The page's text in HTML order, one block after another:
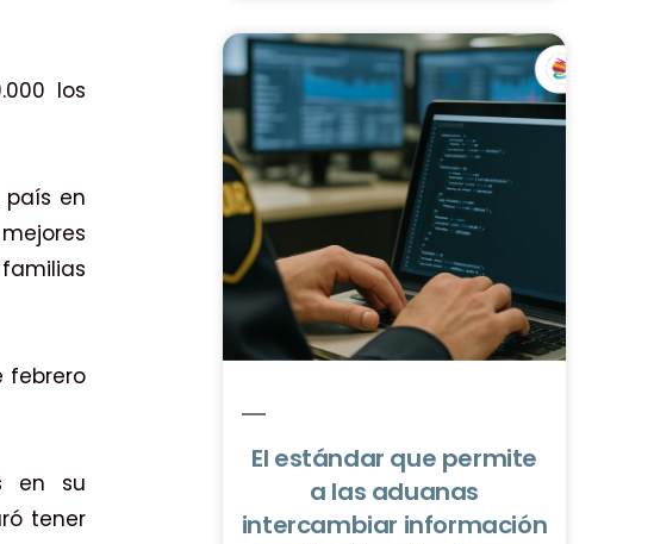
los
país en
febrero
en su
tener
El estándar que permite
a las aduanas
intercambiar información